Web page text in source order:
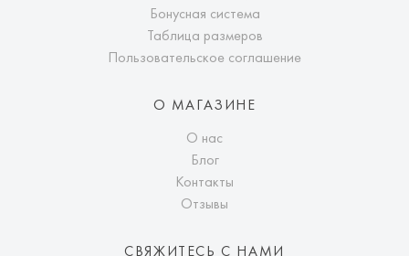
Бонусная система
Таблица размеров
Пользовательское соглашение
О МАГАЗИНЕ
О нас
Блог
Контакты
Отзывы
СВЯЖИТЕСЬ С НАМИ